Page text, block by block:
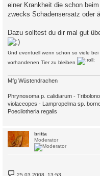
einer Krankheit die schon
zwecks Schadensersatz oder
Dazu solltest du dir mal gut
Und eventuell wenn schon so viele
vorhandenen Tier zu bleiben
Mfg Wüstendrachen
Phrynosoma p. calidiarum -
violaceopes - Lampropelma sp.
Poecilotheria regalis
britta
Moderator
B25.03.2008, 13:53